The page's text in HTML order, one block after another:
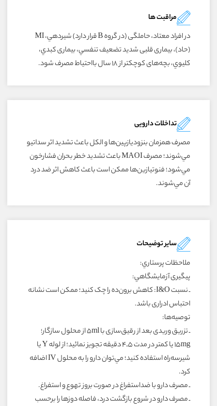
مراقبت ها
در افراد معتاد، حاملگى (در گروه B قرار دارد) شيردهي، MI
(حاد)، بيمارى قلبى شديد تضعيف تنفسي، بيمارى کبدي،
کليوي، بچه‌هاى کوچکتر از ۱۸ سال بااحتياط مصرف شود.
تداخلات دارویی
مصرف همزمان بنزوديازپين‌ها و الکل باعث تشديد اثر سداتيو
مي‌شوند؛ مصرف MAOI باعث تشديد خطر بحران فشارخون
مي‌شود؛ فنوتيازين‌ها ممکن است باعث کاهش اثر ضد درد
آن مي‌شوند.
سایر توضیحات
ملاحظات پرستاري:
پيگيرى آزمايشگاهي:
ـ نسبت I&O: کاهش برون‌ده را چک کنيد؛ ممکن است نشانه
احتباس ادرارى باشد.
توصيه‌ها:
ـ تزريق وريدى بعد از رقيق‌سازى با ۵ml از محلول سازگار؛
۱۵mg يا کمتر در مدت ۵ـ۴ دقيقه تجويز نمائيد؛ از لوله Y يا
شيرسه‌راه استفاده کنيد؛ مي‌توان دارو را به محلول IV اضافه
کرد.
ـ مصرف دارو با ضداستفراغ در صورت بروز تهوع و استفراغ.
ـ مصرف دارو در شروع بازگشت درد، فاصله دوزها را برحسب